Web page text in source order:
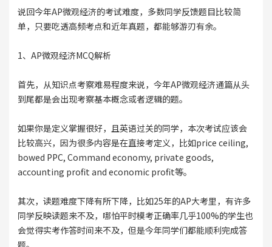
说回今年AP微观经济的考试难度，多数同学反馈题目比较简
单，只要吃透高频考点和近年真题，都能够游刃有余。
1、AP微观经济MCQ解析
首先，从知识点考察难易程度来说，今年AP微观经济通篇从头
到尾都是会出现考察基本概念或者逻辑的题。
如果你是定义掌握很好，且英语过关的同学，本次考试应该会
比较高兴，因为很多内容是在直接考定义，比如price ceiling,
bowed PPC, Command economy, private goods,
accounting profit and economic profit等。
其次，读题难度下降有所下降，比如25年的AP大考里，有许多
同学反映读题来不及，哪怕平时模考正确率几乎100%的学生也
会觉得实考作答时间来不及，但是今年同学们都能顺利完成答